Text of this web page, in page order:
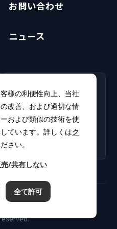
お問い合わせ
ニュース
CLUB PHI（会員専
用）
ソフトウェアアップデート
やカタログをダウンロー
ド。
様の利便性向上、当社
改善、および適切な情
および類似の技術を使
ています。詳しくはク
さい。
/共有しない
全て許可